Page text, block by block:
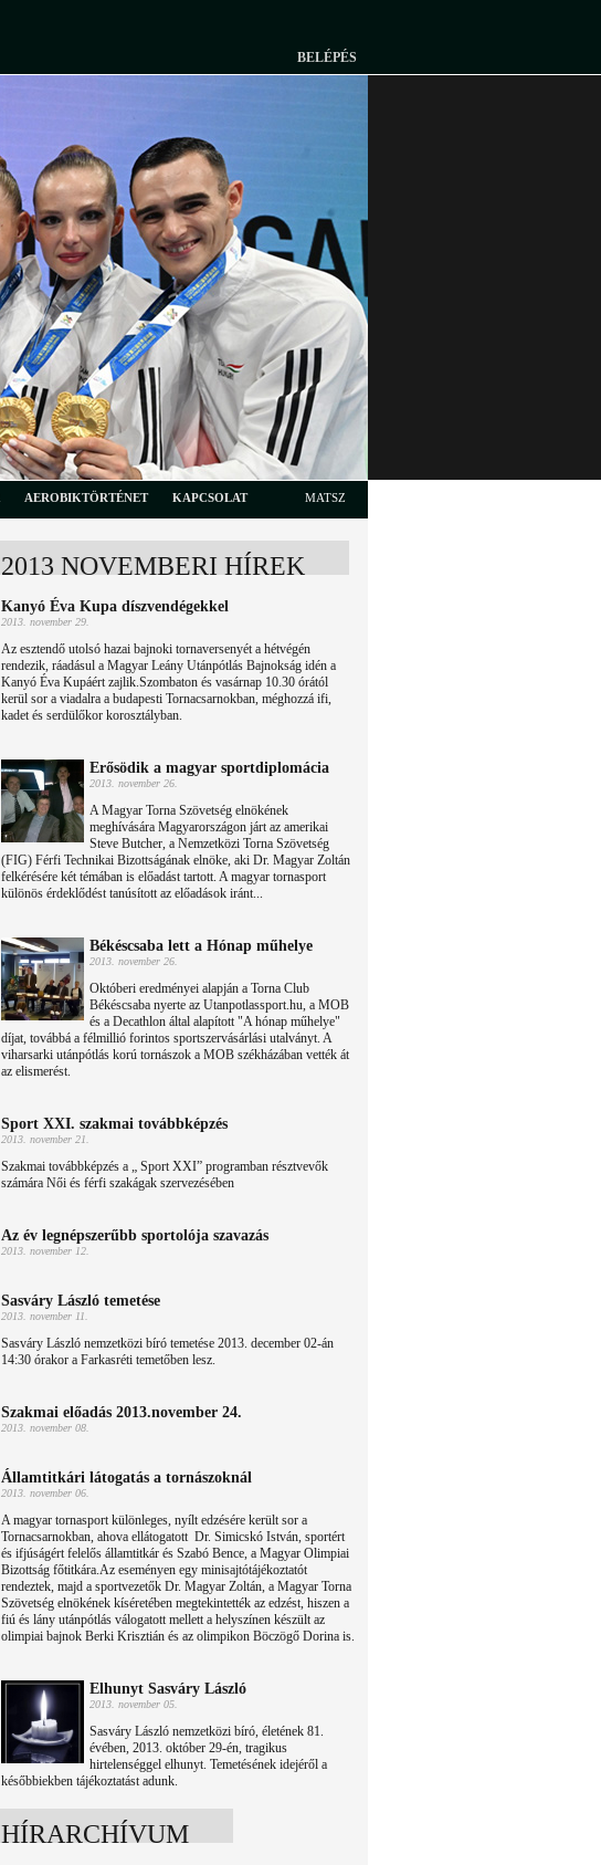
BELÉPÉS
AEROBIKTÖRTÉNET KAPCSOLAT MATSZ
2013 NOVEMBERI HÍREK
Kanyó Éva Kupa díszvendégekkel
2013. november 29.
Az esztendő utolsó hazai bajnoki tornaversenyét a hétvégén
rendezik, ráadásul a Magyar Leány Utánpótlás Bajnokság idén a
Kanyó Éva Kupáért zajlik.Szombaton és vasárnap 10.30 órától
kerül sor a viadalra a budapesti Tornacsarnokban, méghozzá ifi,
kadet és serdülőkor korosztályban.
Erősödik a magyar sportdiplomácia
2013. november 26.
A Magyar Torna Szövetség elnökének
meghívására Magyarországon járt az amerikai
Steve Butcher, a Nemzetközi Torna Szövetség
(FIG) Férfi Technikai Bizottságának elnöke, aki Dr. Magyar Zoltán
felkérésére két témában is előadást tartott. A magyar tornasport
különös érdeklődést tanúsított az előadások iránt...
Békéscsaba lett a Hónap műhelye
2013. november 26.
Októberi eredményei alapján a Torna Club
Békéscsaba nyerte az Utanpotlassport.hu, a MOB
és a Decathlon által alapított "A hónap műhelye"
díjat, továbbá a félmillió forintos sportszervásárlási utalványt. A
viharsarki utánpótlás korú tornászok a MOB székházában vették át
az elismerést.
Sport XXI. szakmai továbbképzés
2013. november 21.
Szakmai továbbképzés a „ Sport XXI” programban résztvevők
számára Női és férfi szakágak szervezésében
Az év legnépszerűbb sportolója szavazás
2013. november 12.
Sasváry László temetése
2013. november 11.
Sasváry László nemzetközi bíró temetése 2013. december 02-án
14:30 órakor a Farkasréti temetőben lesz.
Szakmai előadás 2013.november 24.
2013. november 08.
Államtitkári látogatás a tornászoknál
2013. november 06.
A magyar tornasport különleges, nyílt edzésére került sor a
Tornacsarnokban, ahova ellátogatott Dr. Simicskó István, sportért
és ifjúságért felelős államtitkár és Szabó Bence, a Magyar Olimpiai
Bizottság főtitkára.Az eseményen egy minisajtótájékoztatót
rendeztek, majd a sportvezetők Dr. Magyar Zoltán, a Magyar Torna
Szövetség elnökének kíséretében megtekintették az edzést, hiszen a
fiú és lány utánpótlás válogatott mellett a helyszínen készült az
olimpiai bajnok Berki Krisztián és az olimpikon Böczögő Dorina is.
Elhunyt Sasváry László
2013. november 05.
Sasváry László nemzetközi bíró, életének 81.
évében, 2013. október 29-én, tragikus
hirtelenséggel elhunyt. Temetésének idejéről a
későbbiekben tájékoztatást adunk.
HÍRARCHÍVUM